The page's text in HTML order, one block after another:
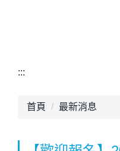
:::
首頁 最新消息